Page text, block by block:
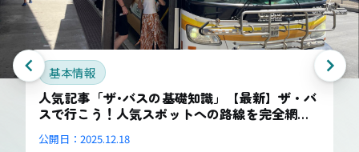
基本情報
人気記事「ザ･バスの基礎知識」【最新】ザ・バ
スで行こう！人気スポットへの路線を完全網
羅！
公開日： 2025.12.18